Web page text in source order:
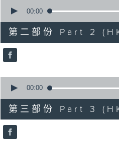
seconds
55
minutes,
20
seconds
90%
00:00
第二部份 Part 2
seconds
55
minutes,
10
seconds
90%
00:00
第三部份 Part 3